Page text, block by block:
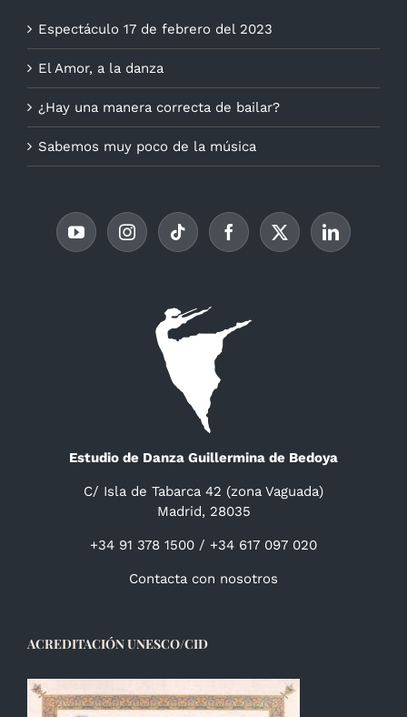
Espectáculo 17 de febrero del 2023
El Amor, a la danza
¿Hay una manera correcta de bailar?
Sabemos muy poco de la música
Estudio de Danza Guillermina de Bedoya
C/ Isla de Tabarca 42 (zona Vaguada)
Madrid, 28035
+34 91 378 1500 / +34 617 097 020
Contacta con nosotros
ACREDITACIÓN UNESCO/CID